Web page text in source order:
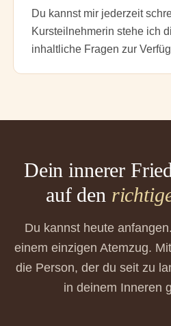
Du kannst mir jederzeit
Kursteilnehmerin stehe ich
inhaltliche Fragen zur
Dein innerer
auf den
Du kannst heute
einem einzigen Atemzug.
die Person, der du seit zu
in deinem Inneren